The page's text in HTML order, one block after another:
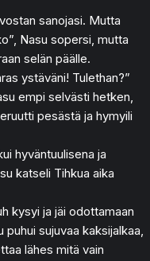
sanojasi. Mutta
Nasu sopersi, mutta
selän päälle.
ystäväni! Tulethan?”
empi selvästi hetken,
pesästä ja hymyili
hyväntuulisena ja
katseli Tihkua aika
kysyi ja jäi odottamaan
sujuvaa kaksijalkaa,
lähes mitä vain